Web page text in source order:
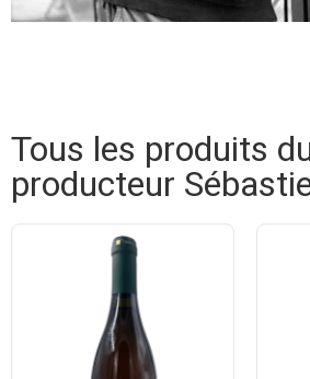
Tous les produits
producteur